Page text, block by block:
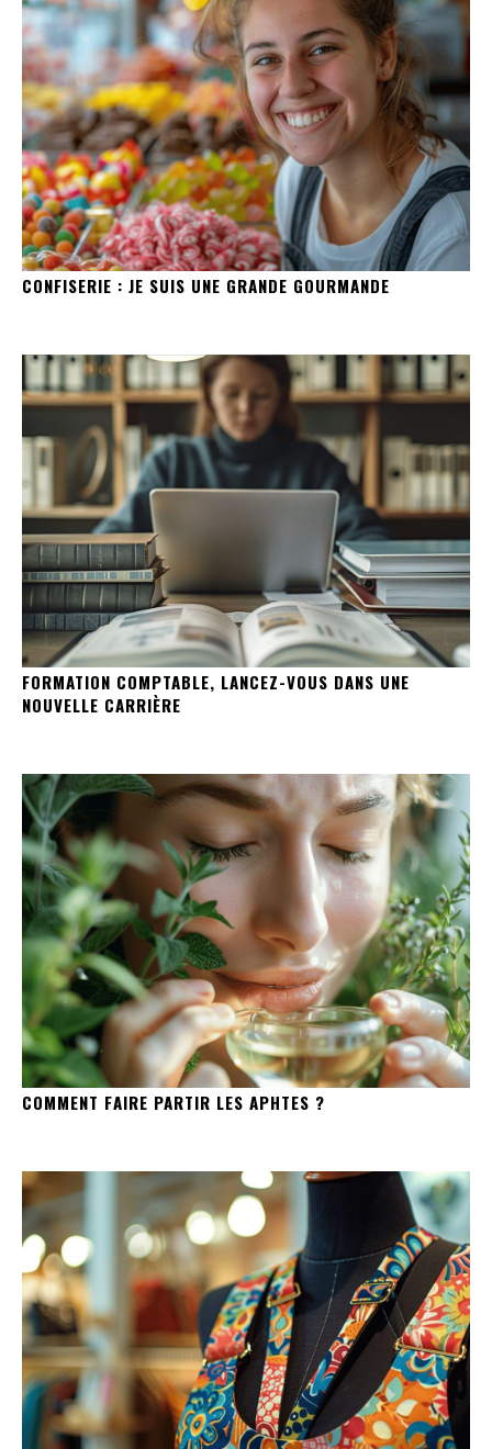
CONFISERIE : JE SUIS UNE GRANDE GOURMANDE
FORMATION COMPTABLE, LANCEZ-VOUS DANS UNE
NOUVELLE CARRIÈRE
COMMENT FAIRE PARTIR LES APHTES ?